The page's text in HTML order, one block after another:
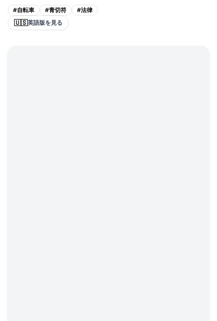
#自転車 #青切符 #法律
🇺🇸英語版を見る